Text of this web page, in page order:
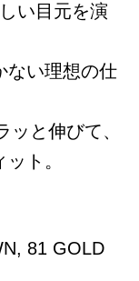
い目元を演
ない理想の仕
と伸びて、
ト。
81 GOLD